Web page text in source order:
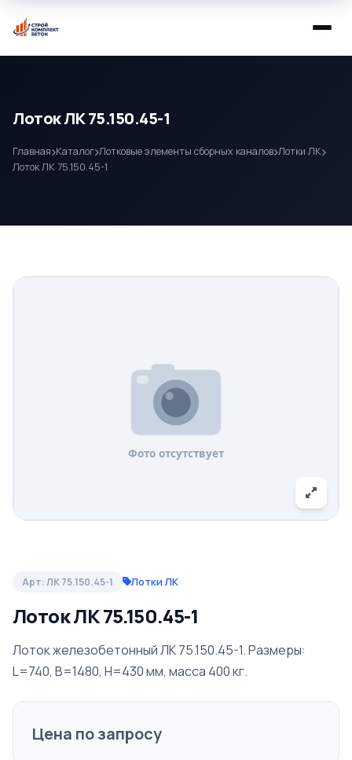
Лоток ЛК 75.150.45-1
Главная Каталог Лотковые элементы сборных каналов Лотки ЛК
Лоток ЛК 75.150.45-1
Арт: ЛК 75.150.45-1 Лотки ЛК
Лоток ЛК 75.150.45-1
Лоток железобетонный ЛК 75.150.45-1. Размеры:
L=740, B=1480, H=430 мм, масса 400 кг.
Цена по запросу